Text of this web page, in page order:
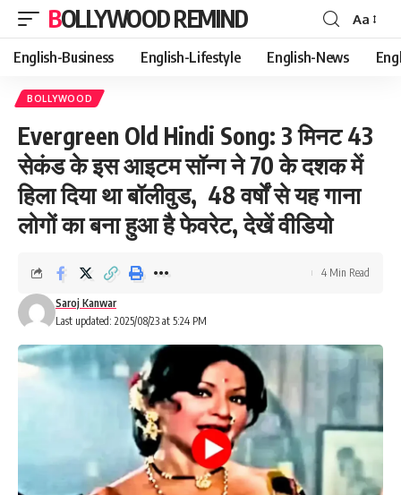
BOLLYWOOD REMIND
Font
Resizer
Aa
English-Business English-Lifestyle English-News
BOLLYWOOD
Evergreen Old Hindi Song: 3 मिनट 43
सेकंड के इस आइटम सॉन्ग ने 70 के दशक में
हिला दिया था बॉलीवुड, 48 वर्षों से यह गाना
लोगों का बना हुआ है फेवरेट, देखें वीडियो
Last updated: 2025/08/23 at 5:24 PM
Saroj Kanwar
4 Min Read